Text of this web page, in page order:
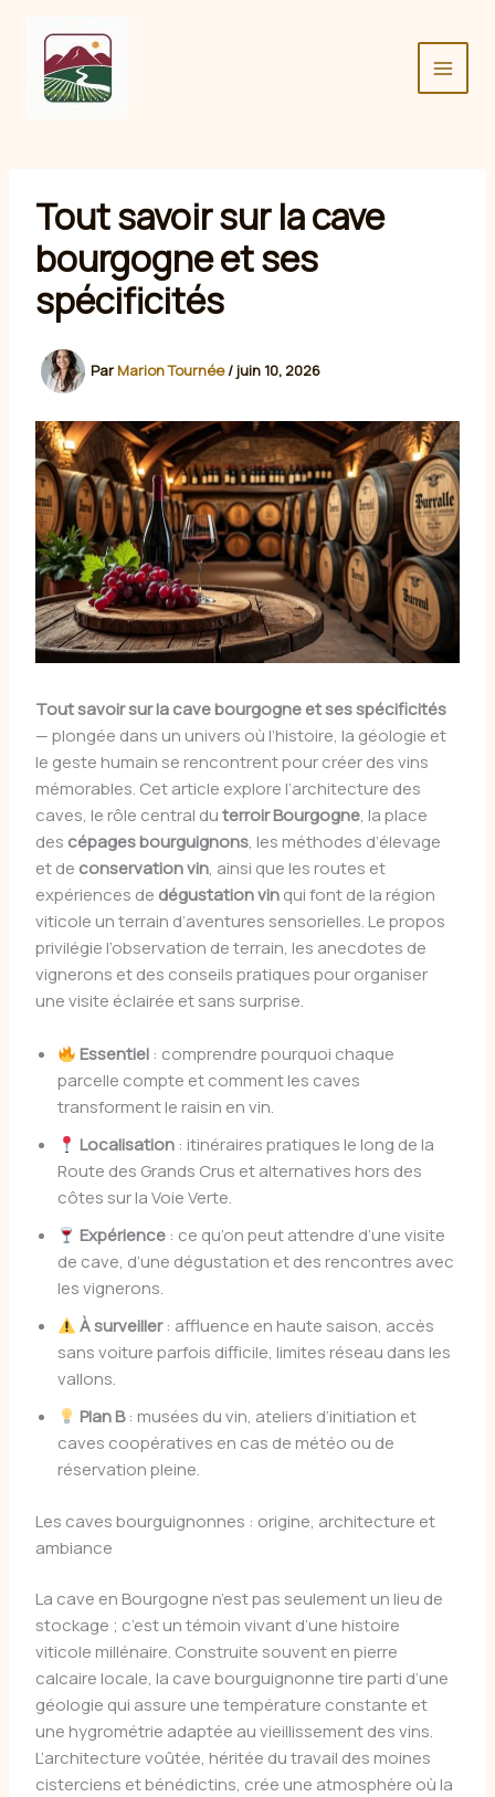
contenu
Tout savoir sur la cave
bourgogne et ses
spécificités
Par Marion Tournée/juin 10, 2026
Tout savoir sur la cave bourgogne et ses spécificités
— plongée dans un univers où l’histoire, la géologie et
le geste humain se rencontrent pour créer des vins
mémorables. Cet article explore l’architecture des
caves, le rôle central duterroir Bourgogne, la place
des cépages bourguignons, les méthodes d’élevage
et de conservation vin, ainsi que les routes et
expériences de dégustation vinqui font de la région
viticole un terrain d’aventures sensorielles. Le propos
privilégie l’observation de terrain, les anecdotes de
vignerons et des conseils pratiques pour organiser
une visite éclairée et sans surprise.
Essentiel : comprendre pourquoi chaque
parcelle compte et comment les caves
transforment le raisin en vin.
Localisation : itinéraires pratiques le long de la
Route des Grands Crus et alternatives hors des
côtes sur la Voie Verte.
Expérience : ce qu’on peut attendre d’une visite
de cave, d’une dégustation et des rencontres avec
les vignerons.
À surveiller: affluence en haute saison, accès
sans voiture parfois difficile, limites réseau dans les
vallons.
Plan B: musées du vin, ateliers d’initiation et
caves coopératives en cas de météo ou de
réservation pleine.
Les caves bourguignonnes : origine, architecture et
ambiance
La cave en Bourgogne n’est pas seulement un lieu de
stockage ; c’est un témoin vivant d’une histoire
viticole millénaire. Construite souvent en pierre
calcaire locale, la cave bourguignonne tire parti d’une
géologie qui assure une température constante et
une hygrométrie adaptée au vieillissement des vins.
L’architecture voûtée, héritée du travail des moines
cisterciens et bénédictins, crée une atmosphère où la